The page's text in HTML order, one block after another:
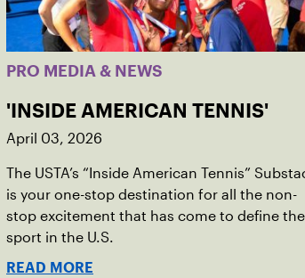
PRO MEDIA & NEWS
'INSIDE AMERICAN TENNIS'
April 03, 2026
The USTA’s “Inside American Tennis”
is your one-stop destination for all the non-
stop excitement that has come to define the
sport in the U.S.
READ MORE